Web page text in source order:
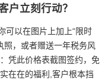
户立刻行动？
可以在图片上加上“限时
照，或者赠送一年税务风
凭此价格表截图签约，免
在在的福利,客户根本挡